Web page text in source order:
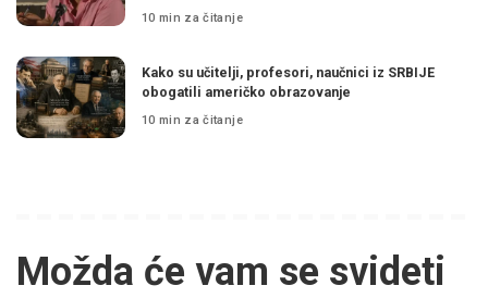
10 min za čitanje
Kako su učitelji, profesori, naučnici iz SRBIJE
obogatili američko obrazovanje
10 min za čitanje
Možda će vam se svideti